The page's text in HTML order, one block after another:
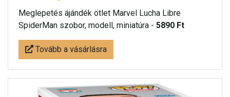
Meglepetés ájándék ötlet Marvel Lucha Libre
SpiderMan szobor, modell, miniatúra - 5890 Ft
Tovább a vásárlásra